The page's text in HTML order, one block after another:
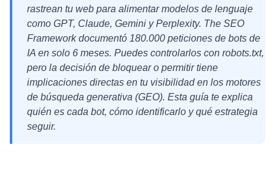
rastrean tu web para alimentar modelos de lenguaje
como GPT, Claude, Gemini y Perplexity. The SEO
Framework documentó 180.000 peticiones de bots de
IA en solo 6 meses. Puedes controlarlos con robots.txt,
pero la decisión de bloquear o permitir tiene
implicaciones directas en tu visibilidad en los motores
de búsqueda generativa (GEO). Esta guía te explica
quién es cada bot, cómo identificarlo y qué estrategia
seguir.